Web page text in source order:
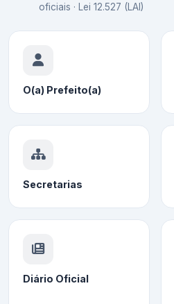
oficiais · Lei 12.527 (LAI)
O(a) Prefeito(a)
Secretarias
Diário Oficial